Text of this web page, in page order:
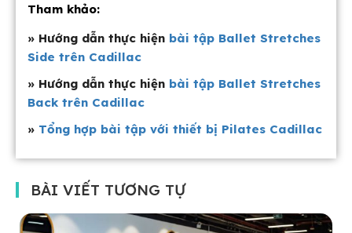
Tham khảo:
» Hướng dẫn thực hiện bài tập Ballet Stretches
Side trên Cadillac
» Hướng dẫn thực hiện bài tập Ballet Stretches
Back trên Cadillac
» Tổng hợp bài tập với thiết bị Pilates Cadillac
BÀI VIẾT TƯƠNG TỰ